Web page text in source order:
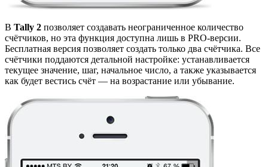
В Tally 2 позволяет создавать неограниченное количество
счётчиков, но эта функция доступна лишь в PRO-версии.
Бесплатная версия позволяет создать только два счётчика. Все
счётчики поддаются детальной настройке: устанавливается
текущее значение, шаг, начальное число, а также указывается
как будет вестись счёт — на возрастание или убывание.